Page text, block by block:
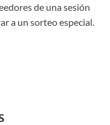
de una sesión
a un sorteo especial.